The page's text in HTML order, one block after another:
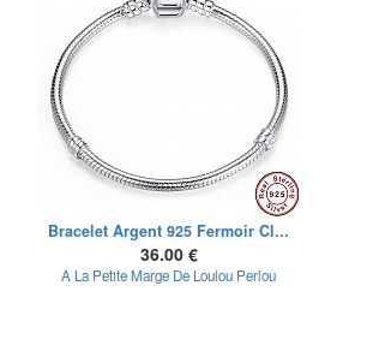
Bracelet Argent 925 Fermoir Cl...
36.00 €
A La Petite Marge De Loulou Perlou